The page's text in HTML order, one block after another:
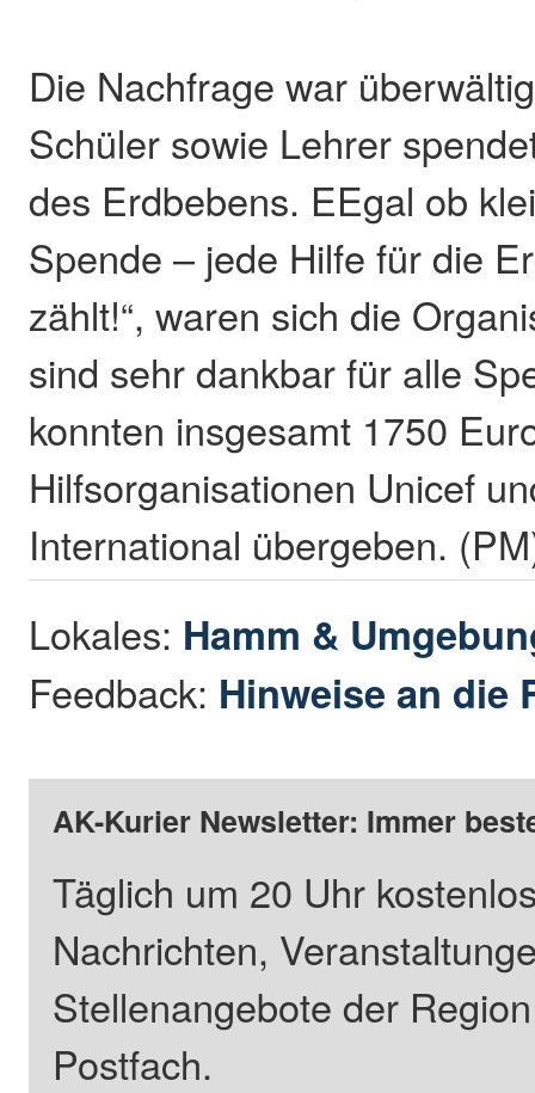
Die Nachfrage war
Schüler sowie Lehrer
des Erdbebens. EEgal ob
Spende – jede Hilfe für die
zählt!“, waren sich die
sind sehr dankbar für alle
konnten insgesamt 1750
Hilfsorganisationen Unicef
International übergeben.
Lokales: Hamm &
Feedback: Hinweise an die
AK-Kurier Newsletter: Immer
Täglich um 20 Uhr
Nachrichten,
Stellenangebote der
Postfach.